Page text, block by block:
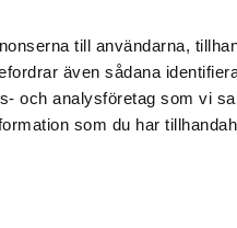
till användarna,
även sådana
och analysföretag som vi
som du har